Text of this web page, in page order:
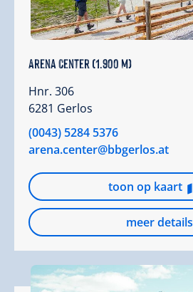
Arena Center (1.900 m)
Hnr. 306
6281 Gerlos
(0043) 5284 5376
arena.center@bbgerlos.at
toon op kaart
meer details